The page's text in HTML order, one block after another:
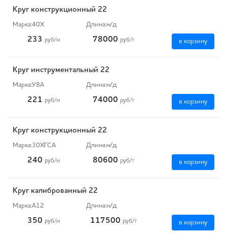
Круг конструкционный 22
Марка:40Х Длина:н/д
233 руб/м 78000 руб/т в корзину
Круг инструментальный 22
Марка:У8А Длина:н/д
221 руб/м 74000 руб/т в корзину
Круг конструкционный 22
Марка:30ХГСА Длина:н/д
240 руб/м 80600 руб/т в корзину
Круг калиброванный 22
Марка:А12 Длина:н/д
350 руб/м 117500 руб/т в корзину